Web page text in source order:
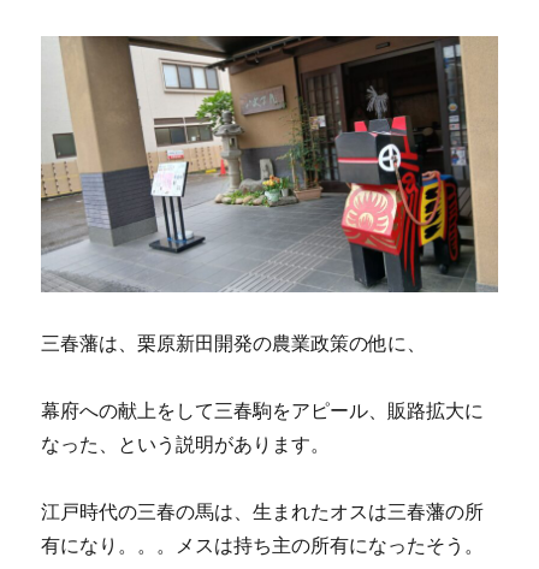
三春藩は、栗原新田開発の農業政策の他に、
幕府への献上をして三春駒をアピール、販路拡大に
なった、という説明があります。
江戸時代の三春の馬は、生まれたオスは三春藩の所
有になり。。。メスは持ち主の所有になったそう。